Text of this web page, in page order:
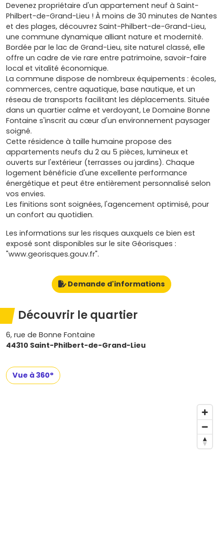
Devenez propriétaire d'un appartement neuf à Saint-
Philbert-de-Grand-Lieu ! À moins de 30 minutes de Nantes
et des plages, découvrez Saint-Philbert-de-Grand-Lieu,
une commune dynamique alliant nature et modernité.
Bordée par le lac de Grand-Lieu, site naturel classé, elle
offre un cadre de vie rare entre patrimoine, savoir-faire
local et vitalité économique.
La commune dispose de nombreux équipements : écoles,
commerces, centre aquatique, base nautique, et un
réseau de transports facilitant les déplacements. Située
dans un quartier calme et verdoyant, Le Domaine Bonne
Fontaine s'inscrit au cœur d'un environnement paysager
soigné.
Cette résidence à taille humaine propose des
appartements neufs du 2 au 5 pièces, lumineux et
ouverts sur l'extérieur (terrasses ou jardins). Chaque
logement bénéficie d'une excellente performance
énergétique et peut être entièrement personnalisé selon
vos envies.
Les finitions sont soignées, l'agencement optimisé, pour
un confort au quotidien.
Les informations sur les risques auxquels ce bien est
exposé sont disponibles sur le site Géorisques :
"www.georisques.gouv.fr".
Demande d'informations
Découvrir le quartier
6, rue de Bonne Fontaine
44310 Saint-Philbert-de-Grand-Lieu
Vue à 360°